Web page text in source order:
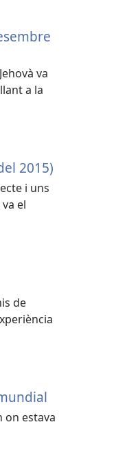
va
a la
2015)
i uns
el
de
on estava